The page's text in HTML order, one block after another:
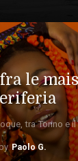
le
tra Torino e il
Paolo G.